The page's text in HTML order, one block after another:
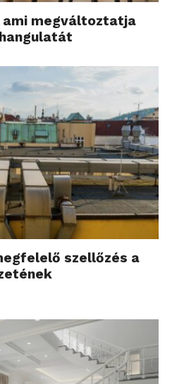
megváltoztatja
szellőzés a